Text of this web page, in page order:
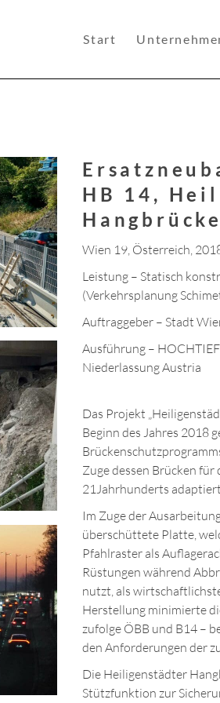
Start
HB 14,
Hangbrücke
Wien 19, Österreich,
Leistung – Statisch
(Verkehrsplanung
Auftraggeber – Stadt
Ausführung –
Niederlassung Austria
Das Projekt
Beginn des Jahres 2018
Zuge dessen Brücken
21Jahrhunderts
Im Zuge der
überschüttete Platte,
Pfahlraster als
Rüstungen während
nutzt, als
Herstellung minimierte
zufolge ÖBB und B14 –
den Anforderungen der
Die Heiligenstädter
Stützfunktion zur